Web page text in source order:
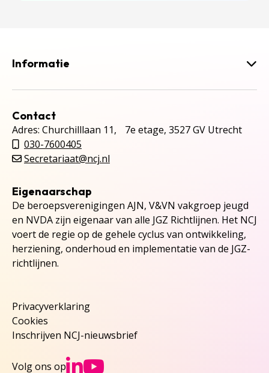
Informatie
Contact
Adres: Churchilllaan 11, 7e etage, 3527 GV Utrecht
030-7600405
Secretariaat@ncj.nl
Eigenaarschap
De beroepsverenigingen AJN, V&VN vakgroep jeugd
en NVDA zijn eigenaar van alle JGZ Richtlijnen. Het NCJ
voert de regie op de gehele cyclus van ontwikkeling,
herziening, onderhoud en implementatie van de JGZ-
richtlijnen.
Privacyverklaring
Cookies
Inschrijven NCJ-nieuwsbrief
Volg ons op Ga naar NCJs